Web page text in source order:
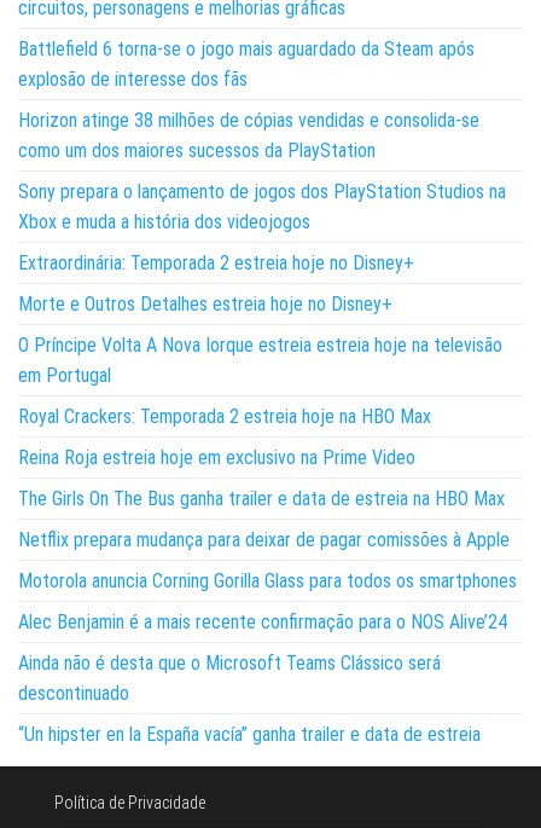
circuitos, personagens e melhorias gráficas
Battlefield 6 torna-se o jogo mais aguardado da Steam após
explosão de interesse dos fãs
Horizon atinge 38 milhões de cópias vendidas e consolida-se
como um dos maiores sucessos da PlayStation
Sony prepara o lançamento de jogos dos PlayStation Studios na
Xbox e muda a história dos videojogos
Extraordinária: Temporada 2 estreia hoje no Disney+
Morte e Outros Detalhes estreia hoje no Disney+
O Príncipe Volta A Nova Iorque estreia estreia hoje na televisão
em Portugal
Royal Crackers: Temporada 2 estreia hoje na HBO Max
Reina Roja estreia hoje em exclusivo na Prime Video
The Girls On The Bus ganha trailer e data de estreia na HBO Max
Netflix prepara mudança para deixar de pagar comissões à Apple
Motorola anuncia Corning Gorilla Glass para todos os smartphones
Alec Benjamin é a mais recente confirmação para o NOS Alive’24
Ainda não é desta que o Microsoft Teams Clássico será
descontinuado
“Un hipster en la España vacía” ganha trailer e data de estreia
Política de Privacidade